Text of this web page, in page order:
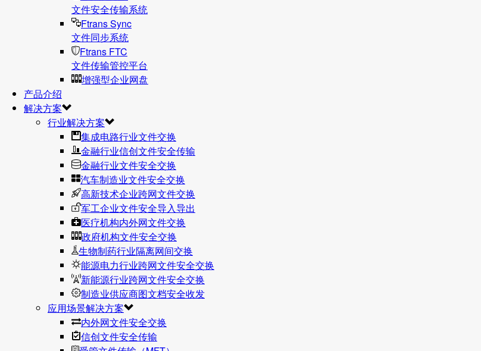
文件安全传输系统
Ftrans Sync
文件同步系统
Ftrans FTC
文件传输管控平台
增强型企业网盘
产品介绍
解决方案
行业解决方案
集成电路行业文件交换
金融行业信创文件安全传输
金融行业文件安全交换
汽车制造业文件安全交换
高新技术企业跨网文件交换
军工企业文件安全导入导出
医疗机构内外网文件交换
政府机构文件安全交换
生物制药行业隔离网间交换
能源电力行业跨网文件安全交换
新能源行业跨网文件安全交换
制造业供应商图文档安全收发
应用场景解决方案
内外网文件安全交换
信创文件安全传输